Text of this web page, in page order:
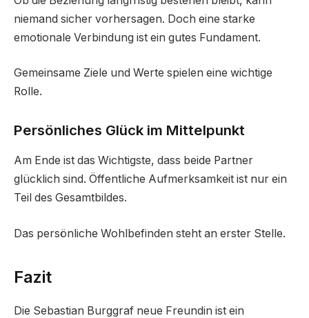
niemand sicher vorhersagen. Doch eine starke
emotionale Verbindung ist ein gutes Fundament.
Gemeinsame Ziele und Werte spielen eine wichtige
Rolle.
Persönliches Glück im Mittelpunkt
Am Ende ist das Wichtigste, dass beide Partner
glücklich sind. Öffentliche Aufmerksamkeit ist nur ein
Teil des Gesamtbildes.
Das persönliche Wohlbefinden steht an erster Stelle.
Fazit
Die Sebastian Burggraf neue Freundin ist ein